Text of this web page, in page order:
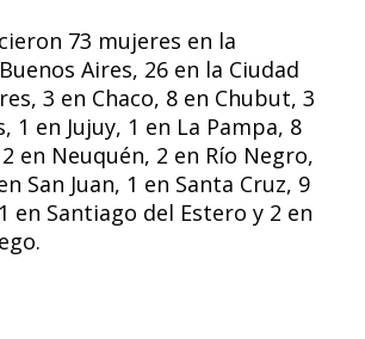
73 mujeres en la
Aires, 26 en la Ciudad
3 en Chaco, 8 en Chubut, 3
1 en Jujuy, 1 en La Pampa, 8
en Neuquén, 2 en Río Negro,
San Juan, 1 en Santa Cruz, 9
en Santiago del Estero y 2 en